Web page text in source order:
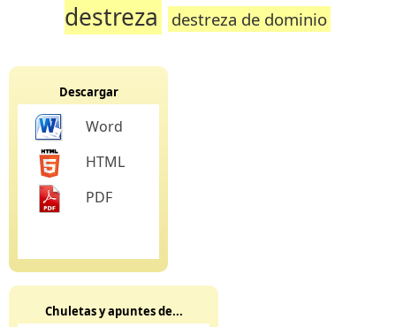
destreza
destreza de dominio
Descargar
Word
HTML
PDF
Chuletas y apuntes de...